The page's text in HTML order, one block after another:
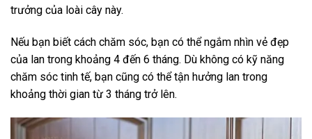
trưởng của loài cây này.
Nếu bạn biết cách chăm sóc, bạn có thể ngắm nhìn vẻ đẹp
của lan trong khoảng 4 đến 6 tháng. Dù không có kỹ năng
chăm sóc tinh tế, bạn cũng có thể tận hưởng lan trong
khoảng thời gian từ 3 tháng trở lên.